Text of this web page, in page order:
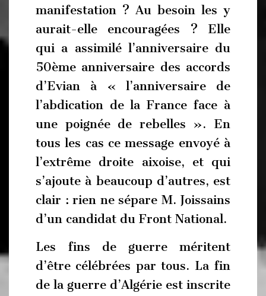
manifestation ? Au besoin les y
aurait-elle encouragées ? Elle
qui a assimilé l’anniversaire du
50ème anniversaire des accords
d’Evian à « l’anniversaire de
l’abdication de la France face à
une poignée de rebelles ». En
tous les cas ce message envoyé à
l’extrême droite aixoise, et qui
s’ajoute à beaucoup d’autres, est
clair : rien ne sépare M. Joissains
d’un candidat du Front National.
Les fins de guerre méritent
d’être célébrées par tous. La fin
de la guerre d’Algérie est inscrite